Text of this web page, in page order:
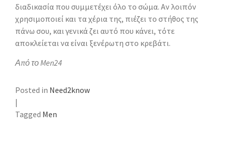
διαδικασία που συμμετέχει όλο το σώμα. Αν λοιπόν
χρησιμοποιεί και τα χέρια της, πιέζει το στήθος της
πάνω σου, και γενικά ζει αυτό που κάνει, τότε
αποκλείεται να είναι ξενέρωτη στο κρεβάτι.
Από το Men24
Posted in Need2know
|
Tagged Men